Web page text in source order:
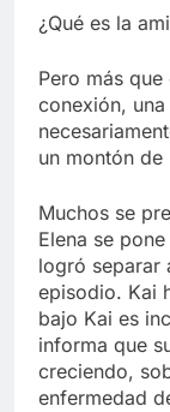
¿Qué es la
Pero más
conexión,
un montón de
Muchos se
Elena se
logró separar
episodio. Kai
bajo Kai es
informa que
creciendo,
enfermedad